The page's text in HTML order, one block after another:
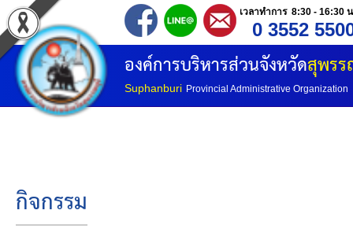
เวลาทำการ 8:30 - 16:30
0 3552
องค์การบริหารส่วนจังหวัดสุพร
Suphanburi Provincial Administrative Organization
หน้าแรก
ประวัติ อบจ
โครงสร้างองค์กร
กิจกรรม